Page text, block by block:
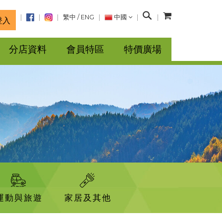
入 繁中 / ENG 中國
搜
分店資料 會員特區 特價廣場
動與旅遊 家居及其他